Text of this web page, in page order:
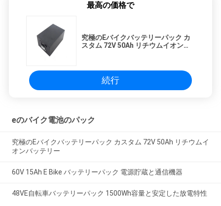
最高の価格で
究極のEバイクバッテリーパック カ
スタム 72V 50Ah リチウムイオンバ
続行
eのバイク電池のパック
究極のEバイクバッテリーパック カスタム 72V 50Ah リチウムイ
オンバッテリー
60V 15Ah E Bike バッテリーパック 電源貯蔵と通信機器
48VE自転車バッテリーパック 1500Wh容量と安定した放電特性